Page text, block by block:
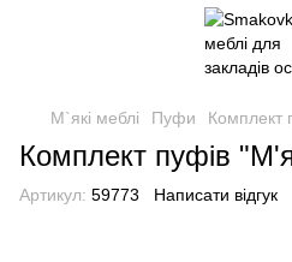
М`які меблі Пуфи Комплект
Комплект пуфів
Артикул: 59773 Написати відгук